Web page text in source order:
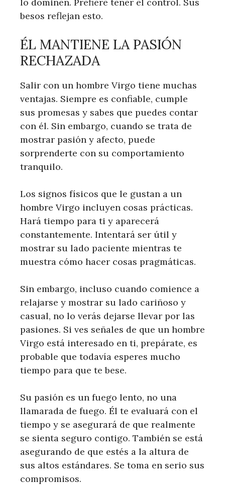
besos reflejan esto.
ÉL MANTIENE LA PASIÓN
RECHAZADA
Salir con un hombre Virgo tiene muchas
ventajas. Siempre es confiable, cumple
sus promesas y sabes que puedes contar
con él. Sin embargo, cuando se trata de
mostrar pasión y afecto, puede
sorprenderte con su comportamiento
tranquilo.
Los signos físicos que le gustan a un
hombre Virgo incluyen cosas prácticas.
Hará tiempo para ti y aparecerá
constantemente. Intentará ser útil y
mostrar su lado paciente mientras te
muestra cómo hacer cosas pragmáticas.
Sin embargo, incluso cuando comience a
relajarse y mostrar su lado cariñoso y
casual, no lo verás dejarse llevar por las
pasiones. Si ves señales de que un hombre
Virgo está interesado en ti, prepárate, es
probable que todavía esperes mucho
tiempo para que te bese.
Su pasión es un fuego lento, no una
llamarada de fuego. Él te evaluará con el
tiempo y se asegurará de que realmente
se sienta seguro contigo. También se está
asegurando de que estés a la altura de
sus altos estándares. Se toma en serio sus
compromisos.